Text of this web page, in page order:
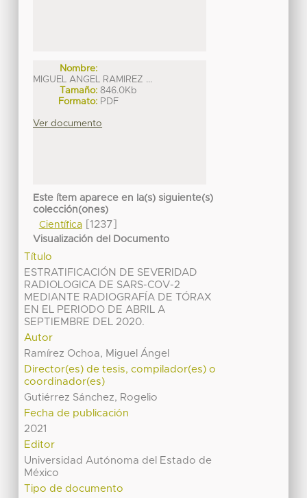
Nombre:
MIGUEL ANGEL RAMIREZ ...
Tamaño: 846.0Kb
Formato: PDF
Ver documento
Este ítem aparece en la(s) siguiente(s)
colección(ones)
Científica[1237]
Visualización del Documento
Título
ESTRATIFICACIÓN DE SEVERIDAD
RADIOLOGICA DE SARS-COV-2
MEDIANTE RADIOGRAFÍA DE TÓRAX
EN EL PERIODO DE ABRIL A
SEPTIEMBRE DEL 2020.
Autor
Ramírez Ochoa, Miguel Ángel
Director(es) de tesis, compilador(es) o
coordinador(es)
Gutiérrez Sánchez, Rogelio
Fecha de publicación
2021
Editor
Universidad Autónoma del Estado de
México
Tipo de documento